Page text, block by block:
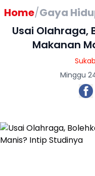
Home/Gaya
Usai Olahraga,
Makanan
Minggu